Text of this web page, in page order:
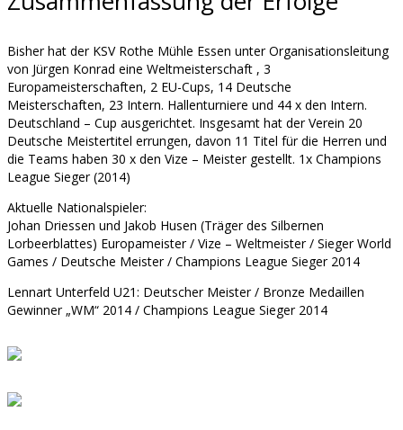
Bisher hat der KSV Rothe Mühle Essen unter Organisationsleitung
von Jürgen Konrad eine Weltmeisterschaft , 3
Europameisterschaften, 2 EU-Cups, 14 Deutsche
Meisterschaften, 23 Intern. Hallenturniere und 44 x den Intern.
Deutschland – Cup ausgerichtet. Insgesamt hat der Verein 20
Deutsche Meistertitel errungen, davon 11 Titel für die Herren und
die Teams haben 30 x den Vize – Meister gestellt. 1x Champions
League Sieger (2014)
Aktuelle Nationalspieler:
Johan Driessen und Jakob Husen (Träger des Silbernen
Lorbeerblattes) Europameister / Vize – Weltmeister / Sieger World
Games / Deutsche Meister / Champions League Sieger 2014
Lennart Unterfeld U21: Deutscher Meister / Bronze Medaillen
Gewinner „WM“ 2014 / Champions League Sieger 2014